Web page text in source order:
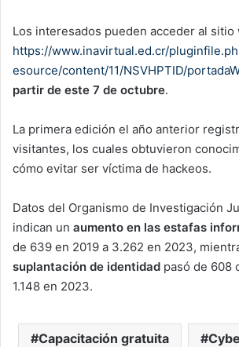
Los interesados pueden acceder al sitio
https://www.inavirtual.ed.cr/
esource/content/11/NSVHPTID/
partir de este 7 de octubre.
La primera edición el año anterior
visitantes, los cuales obtuvieron
cómo evitar ser víctima de hackeos.
Datos del Organismo de Investigación
indican un aumento en las estafas
de 639 en 2019 a 3.262 en 2023,
suplantación de identidad pasó de 608
1.148 en 2023.
Capacitación gratuita